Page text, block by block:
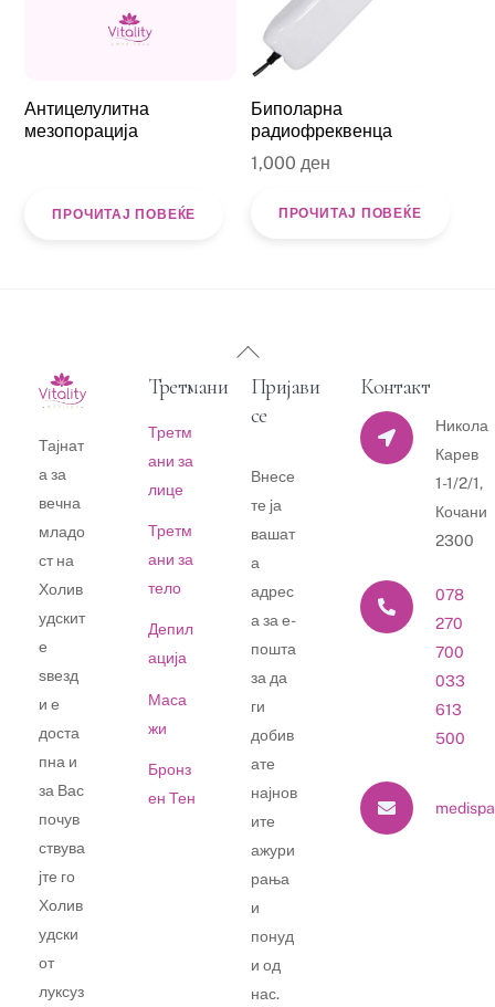
Антицелулитна
мезопорација
ПРОЧИТАЈ ПОВЕЌЕ
Биполарна
радиофреквенца
1,000 ден
ПРОЧИТАЈ ПОВЕЌЕ
Back
To
Top
Тајнат
а за
вечна
младо
ст на
Холив
удскит
е
ѕвезд
и е
доста
пна и
за Вас
почув
ствува
јте го
Холив
удски
от
луксуз
Третмани
Третм
ани за
лице
Третм
ани за
тело
Депил
ација
Маса
жи
Бронз
ен Тен
Пријави
се
Внесе
те ја
вашат
а
адрес
а за е-
пошта
за да
ги
добив
ате
најнов
ите
ажури
рања
и
понуд
и од
нас.
Контакт
Никола
Карев
1-1/2/1,
Кочани
2300
078
270
700
033
613
500